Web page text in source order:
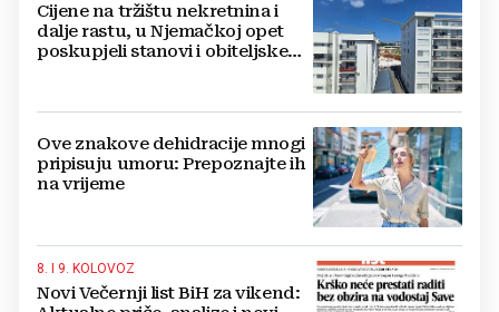
Cijene na tržištu nekretnina i
dalje rastu, u Njemačkoj opet
poskupjeli stanovi i obiteljske
Ove znakove dehidracije mnogi
pripisuju umoru: Prepoznajte ih
na vrijeme
8. I 9. KOLOVOZ
Novi Večernji list BiH za vikend: